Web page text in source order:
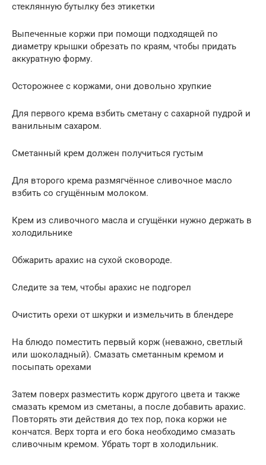
стеклянную бутылку без этикетки
Выпеченные коржи при помощи подходящей по
диаметру крышки обрезать по краям, чтобы придать
аккуратную форму.
Осторожнее с коржами, они довольно хрупкие
Для первого крема взбить сметану с сахарной пудрой и
ванильным сахаром.
Сметанный крем должен получиться густым
Для второго крема размягчённое сливочное масло
взбить со сгущённым молоком.
Крем из сливочного масла и сгущёнки нужно держать в
холодильнике
Обжарить арахис на сухой сковороде.
Следите за тем, чтобы арахис не подгорел
Очистить орехи от шкурки и измельчить в блендере
На блюдо поместить первый корж (неважно, светлый
или шоколадный). Смазать сметанным кремом и
посыпать орехами
Затем поверх разместить корж другого цвета и также
смазать кремом из сметаны, а после добавить арахис.
Повторять эти действия до тех пор, пока коржи не
кончатся. Верх торта и его бока необходимо смазать
сливочным кремом. Убрать торт в холодильник.